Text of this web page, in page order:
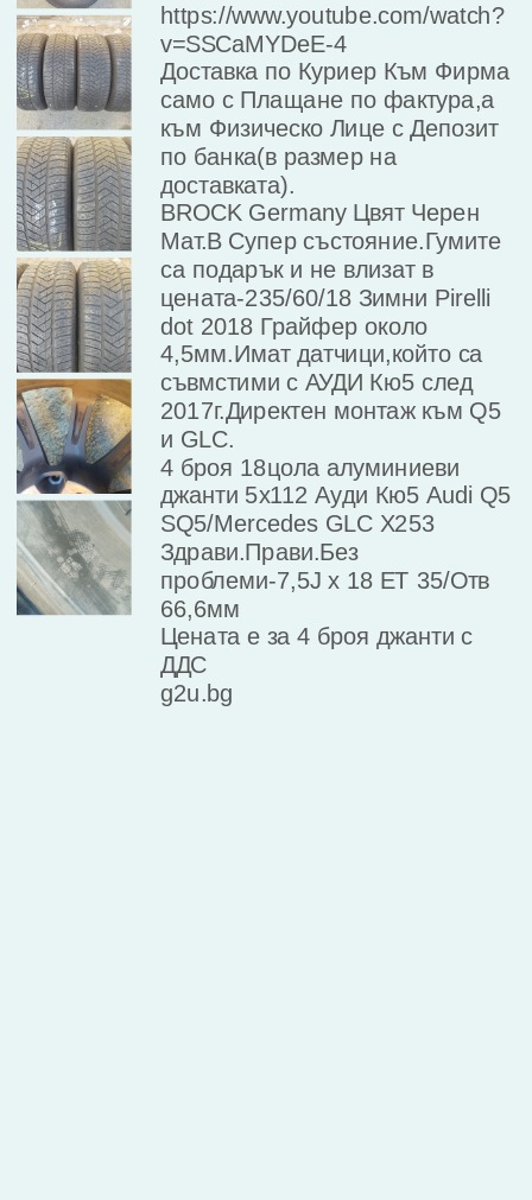
https://www.youtube.com/watch?
v=SSCaMYDeE-4
Доставка по Куриер Към Фирма
само с Плащане по фактура,а
към Физическо Лице с Депозит
по банка(в размер на
доставката).
BROCK Germany Цвят Черен
Мат.В Супер състояние.Гумите
са подарък и не влизат в
цената-235/60/18 Зимни Pirelli
dot 2018 Грайфер около
4,5мм.Имат датчици,който са
съвмстими с АУДИ Кю5 след
2017г.Директен монтаж към Q5
и GLC.
4 броя 18цола алуминиеви
джанти 5х112 Ауди Кю5 Audi Q5
SQ5/Mercedes GLC X253
Здрави.Прави.Без
проблеми-7,5J x 18 ET 35/Отв
66,6мм
Цената е за 4 броя джанти с
ДДС
g2u.bg